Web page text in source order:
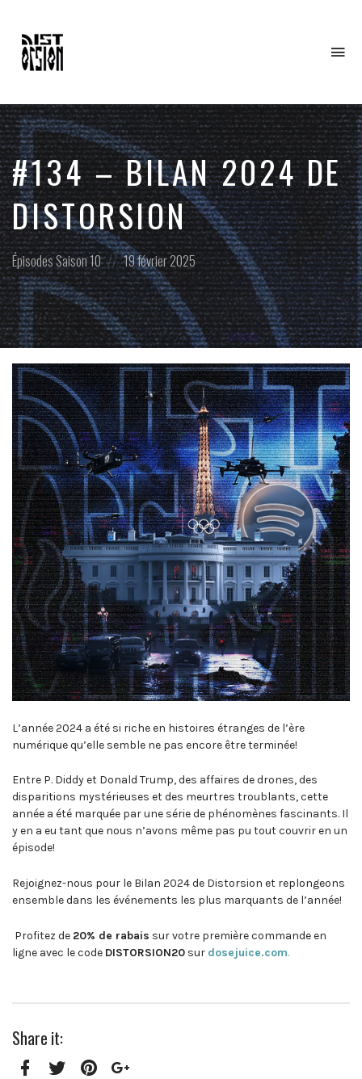
#134 – BILAN 2024 DE
DISTORSION
Posted
in:
ÉpisodesSaison 10
Posted
on
19 février 2025
L’année 2024 a été si riche en histoires étranges de l’ère
numérique qu’elle semble ne pas encore être terminée!
Entre P. Diddy et Donald Trump, des affaires de drones, des
disparitions mystérieuses et des meurtres troublants, cette
année a été marquée par une série de phénomènes fascinants. Il
y en a eu tant que nous n’avons même pas pu tout couvrir en un
épisode!
Rejoignez-nous pour le Bilan 2024 de Distorsion et replongeons
ensemble dans les événements les plus marquants de l’année!
Profitez de 20% de rabais sur votre première commande en
ligne avec le code DISTORSION20 sur dosejuice.com.
Share it: